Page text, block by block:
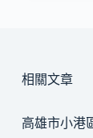
相關文章
高雄市小港